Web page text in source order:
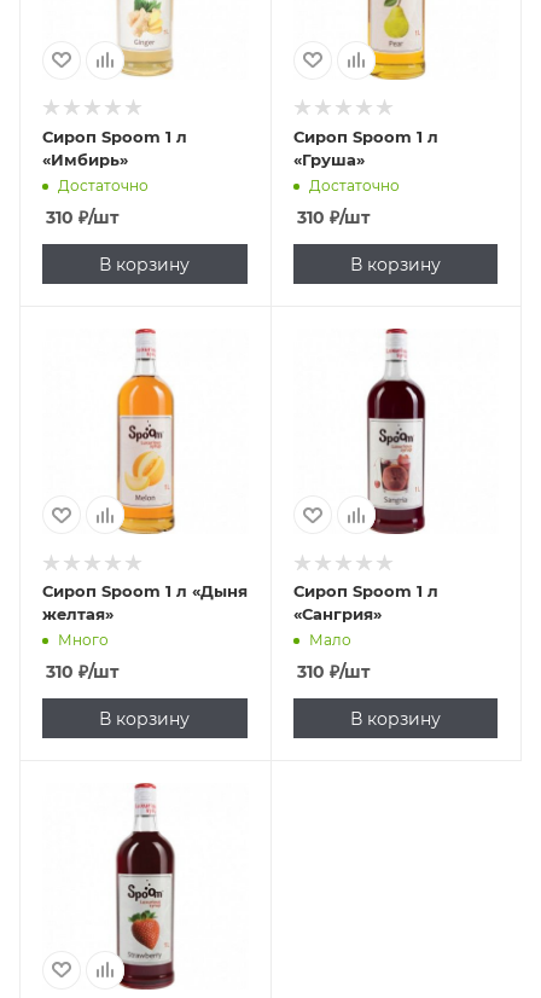
Сироп Spoom 1 л
«Имбирь»
Достаточно
310 ₽/шт
В корзину
Сироп Spoom 1 л
«Груша»
Достаточно
310 ₽/шт
В корзину
Сироп Spoom 1 л «Дыня
желтая»
Много
310 ₽/шт
В корзину
Сироп Spoom 1 л
«Сангрия»
Мало
310 ₽/шт
В корзину